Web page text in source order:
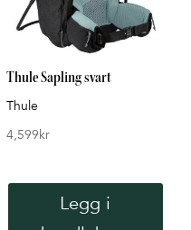
Thule Sapling svart
Thule
4,599kr
Legg i